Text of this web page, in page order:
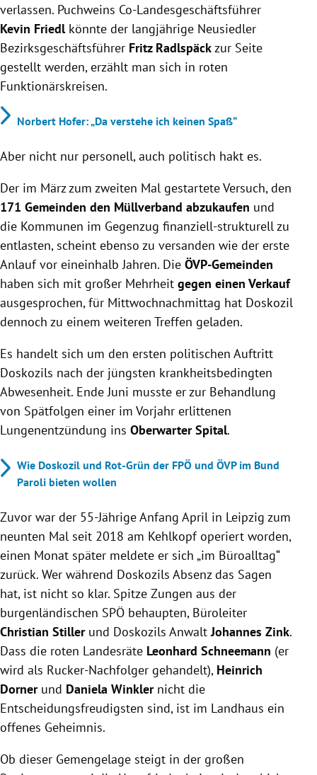
verlassen. Puchweins Co-Landesgeschäftsführer
Kevin Friedlkönnte der langjährige Neusiedler
Bezirksgeschäftsführer Fritz Radlspäckzur Seite
gestellt werden, erzählt man sich in roten
Funktionärskreisen.
Norbert Hofer: „Da verstehe ich keinen Spaß“
Aber nicht nur personell, auch politisch hakt es.
Der im März zum zweiten Mal gestartete Versuch, den
171 Gemeinden den Müllverband abzukaufen und
die Kommunen im Gegenzug finanziell-strukturell zu
entlasten, scheint ebenso zu versanden wie der erste
Anlauf vor eineinhalb Jahren. Die ÖVP-Gemeinden
haben sich mit großer Mehrheit gegen einen Verkauf
ausgesprochen, für Mittwochnachmittag hat Doskozil
dennoch zu einem weiteren Treffen geladen.
Es handelt sich um den ersten politischen Auftritt
Doskozils nach der jüngsten krankheitsbedingten
Abwesenheit. Ende Juni musste er zur Behandlung
von Spätfolgen einer im Vorjahr erlittenen
Lungenentzündung ins Oberwarter Spital.
Wie Doskozil und Rot-Grün der FPÖ und ÖVP im Bund
Paroli bieten wollen
Zuvor war der 55-Jährige Anfang April in Leipzig zum
neunten Mal seit 2018 am Kehlkopf operiert worden,
einen Monat später meldete er sich „im Büroalltag“
zurück. Wer während Doskozils Absenz das Sagen
hat, ist nicht so klar. Spitze Zungen aus der
burgenländischen SPÖ behaupten, Büroleiter
Christian Stillerund Doskozils AnwaltJohannes Zink.
Dass die roten Landesräte Leonhard Schneemann (er
wird als Rucker-Nachfolger gehandelt), Heinrich
Dornerund Daniela Winklernicht die
Entscheidungsfreudigsten sind, ist im Landhaus ein
offenes Geheimnis.
Ob dieser Gemengelage steigt in der großen